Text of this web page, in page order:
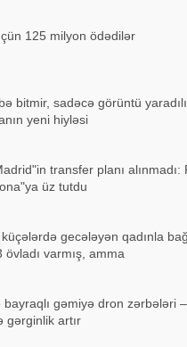
125 milyon ödədilər
bitmir, sadəcə görüntü
yeni hiyləsi
transfer planı alınmadı:
üz tutdu
küçələrdə gecələyən qadınla
övladı varmış, amma
bayraqlı gəmiyə dron zərbələri
gərginlik artır